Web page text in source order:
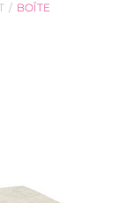
BOÎTE